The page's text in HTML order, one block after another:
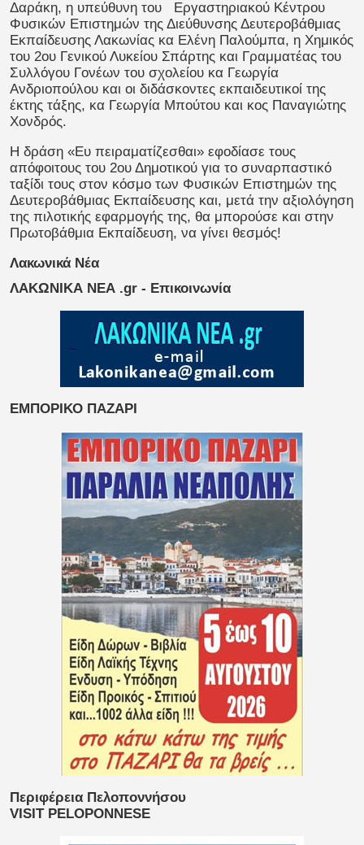
Δαράκη, η υπεύθυνη του Εργαστηριακού Κέντρου
Φυσικών Επιστημών της Διεύθυνσης Δευτεροβάθμιας
Εκπαίδευσης Λακωνίας κα Ελένη Παλούμπα, η Χημικός
του 2ου Γενικού Λυκείου Σπάρτης και Γραμματέας του
Συλλόγου Γονέων του σχολείου κα Γεωργία
Ανδριοπούλου και οι διδάσκοντες εκπαιδευτικοί της
έκτης τάξης, κα Γεωργία Μπούτου και κος Παναγιώτης
Χονδρός.
Η δράση «Ευ πειραματίζεσθαι» εφοδίασε τους
απόφοιτους του 2ου Δημοτικού για το συναρπαστικό
ταξίδι τους στον κόσμο των Φυσικών Επιστημών της
Δευτεροβάθμιας Εκπαίδευσης και, μετά την αξιολόγηση
της πιλοτικής εφαρμογής της, θα μπορούσε και στην
Πρωτοβάθμια Εκπαίδευση, να γίνει θεσμός!
Λακωνικά Νέα
ΛΑΚΩΝΙΚΑ ΝΕΑ .gr - Επικοινωνία
ΕΜΠΟΡΙΚΟ ΠΑΖΑΡΙ
Περιφέρεια Πελοποννήσου
VISIT PELOPONNESE